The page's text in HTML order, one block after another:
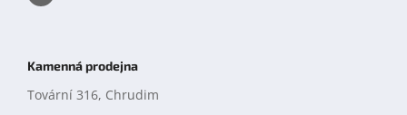
Kamenná prodejna
Tovární 316, Chrudim